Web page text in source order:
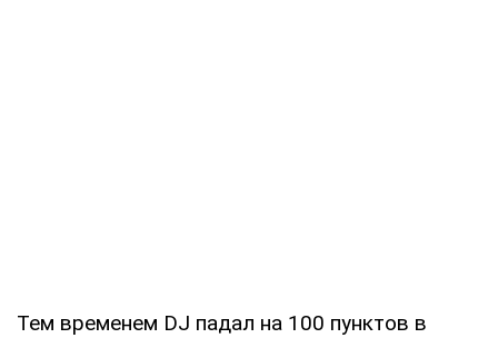
Тем временем DJ падал на 100 пунктов в